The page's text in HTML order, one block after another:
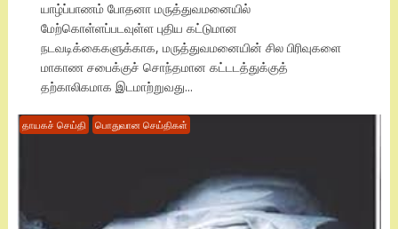
யாழ்ப்பாணம் போதனா மருத்துவமனையில்
மேற்கொள்ளப்படவுள்ள புதிய கட்டுமான
நடவடிக்கைகளுக்காக, மருத்துவமனையின் சில பிரிவுகளை
மாகாண சபைக்குச் சொந்தமான கட்டடத்துக்குத்
தற்காலிகமாக இடமாற்றுவது...
தாயகச் செய்தி பொதுவான செய்திகள்